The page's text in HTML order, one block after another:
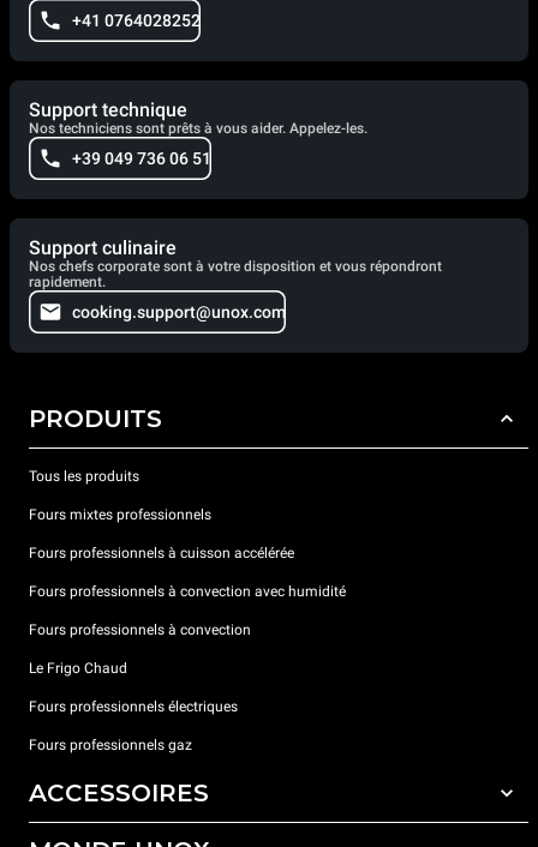
+41 0764028252
Support technique
Nos techniciens sont prêts à vous aider. Appelez-les.
+39 049 736 06 51
Support culinaire
Nos chefs corporate sont à votre disposition et vous répondront
rapidement.
cooking.support@unox.com
PRODUITS
Tous les produits
Fours mixtes professionnels
Fours professionnels à cuisson accélérée
Fours professionnels à convection avec humidité
Fours professionnels à convection
Le Frigo Chaud
Fours professionnels électriques
Fours professionnels gaz
ACCESSOIRES